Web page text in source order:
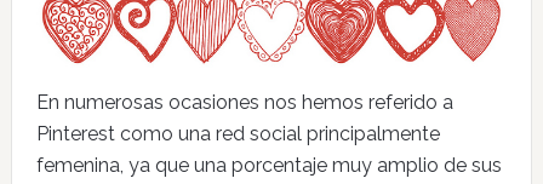
En numerosas ocasiones nos hemos referido a
Pinterest como una red social principalmente
femenina, ya que una porcentaje muy amplio de sus